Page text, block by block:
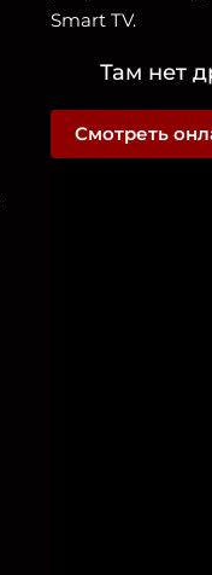
Smart TV.
Там нет
Смотреть